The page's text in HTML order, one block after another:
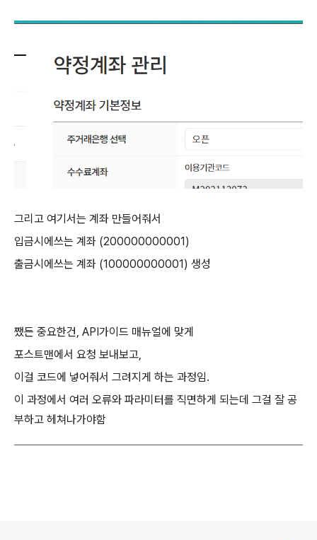
그리고 여기서는 계좌 만들어줘서
입금시에쓰는 계좌 (200000000001)
출금시에쓰는 계좌 (100000000001) 생성
쨌든 중요한건, API가이드 매뉴얼에 맞게
포스트맨에서 요청 보내보고,
이걸 코드에 넣어줘서 그려지게 하는 과정임.
이 과정에서 여러 오류와 파라미터를 직면하게 되는데 그걸 잘 공
부하고 헤쳐나가야함